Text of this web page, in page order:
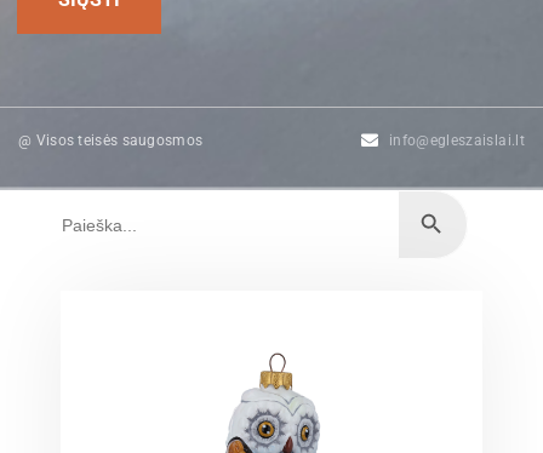
@ Visos teisės saugosmos info@egleszaislai.lt